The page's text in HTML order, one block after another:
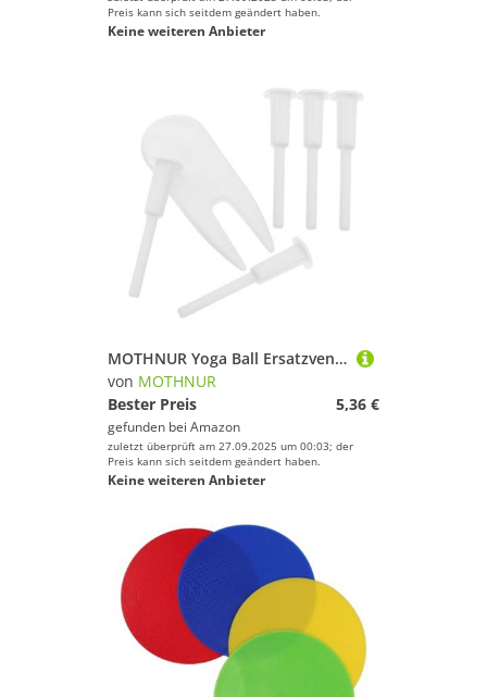
Preis kann sich seitdem geändert haben.
Keine weiteren Anbieter
MOTHNUR Yoga Ball Ersatzventil mit Nadel und Stopper aus Robustem Kunststoff Wiederverwendbar und Luftdicht Fitness Zubehör für Gymnastikball und Yoga Leicht und Tragbar für Zuhause und
von MOTHNUR
Bester Preis
5,36 €
gefunden bei Amazon
zuletzt überprüft am 27.09.2025 um 00:03; der
Preis kann sich seitdem geändert haben.
Keine weiteren Anbieter